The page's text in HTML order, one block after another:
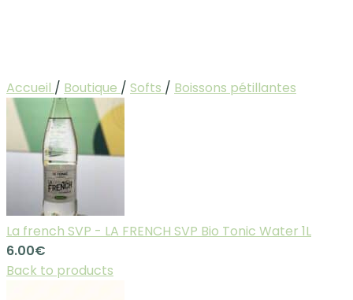
Accueil / Boutique / Softs / Boissons pétillantes
La french SVP - LA FRENCH SVP Bio Tonic Water 1L
6.00€
Back to products